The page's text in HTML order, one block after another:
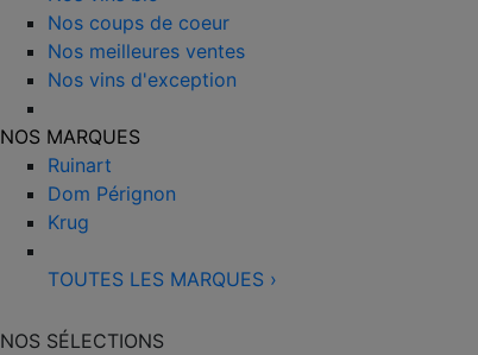
Nos coups de coeur
Nos meilleures ventes
Nos vins d'exception
NOS MARQUES
Ruinart
Dom Pérignon
Krug
TOUTES LES MARQUES ›
NOS SÉLECTIONS